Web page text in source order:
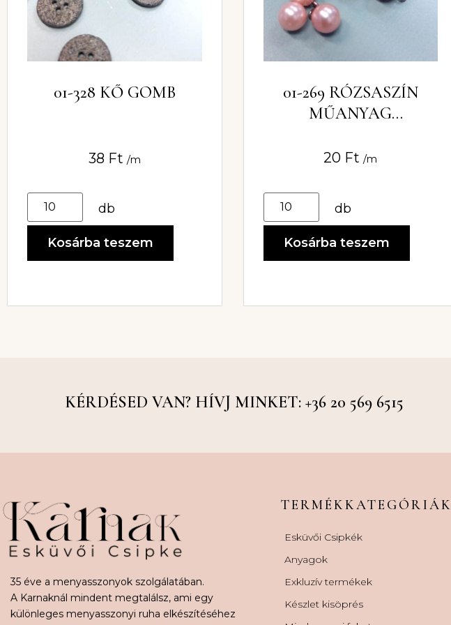
01-328 KŐ GOMB
38 Ft /m
db
Kosárba teszem
01-269 RÓZSASZÍN
MŰANYAG
20 Ft /m
db
Kosárba teszem
KÉRDÉSED VAN? HÍVJ MINKET: +36 20 569 6515
35 éve a menyasszonyok szolgálatában.
A Karnaknál mindent megtalálsz, ami egy
különleges menyasszonyi ruha elkészítéséhez
TERMÉKKATEGÓRIÁK
Esküvői Csipkék
Anyagok
Exkluzív termékek
Készlet kisöprés